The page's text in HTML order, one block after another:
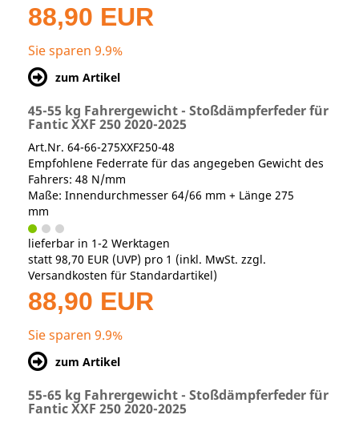
88,90 EUR
Sie sparen 9.9%
zum Artikel
45-55 kg Fahrergewicht - Stoßdämpferfeder für
Fantic XXF 250 2020-2025
Art.Nr. 64-66-275XXF250-48
Empfohlene Federrate für das angegeben Gewicht des
Fahrers: 48 N/mm
Maße: Innendurchmesser 64/66 mm + Länge 275
mm
lieferbar in 1-2 Werktagen
statt 98,70 EUR (UVP) pro 1 (inkl. MwSt. zzgl.
Versandkosten für Standardartikel)
88,90 EUR
Sie sparen 9.9%
zum Artikel
55-65 kg Fahrergewicht - Stoßdämpferfeder für
Fantic XXF 250 2020-2025